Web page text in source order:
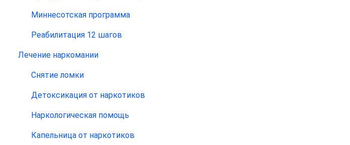
Миннесотская программа
Реабилитация 12 шагов
Лечение наркомании
Снятие ломки
Детоксикация от наркотиков
Наркологическая помощь
Капельница от наркотиков